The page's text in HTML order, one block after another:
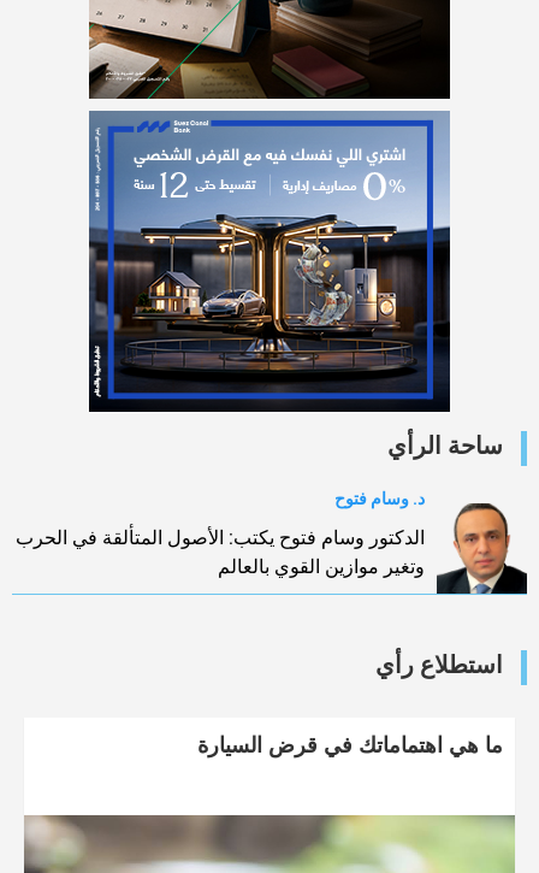
ساحة الرأي
د. وسام فتوح
الدكتور وسام فتوح يكتب: الأصول المتألقة في الحرب
وتغير موازين القوي بالعالم
استطلاع رأي
ما هي اهتماماتك في قرض السيارة